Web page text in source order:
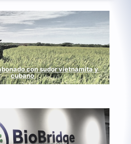
con sudor vietnamita y
cubano